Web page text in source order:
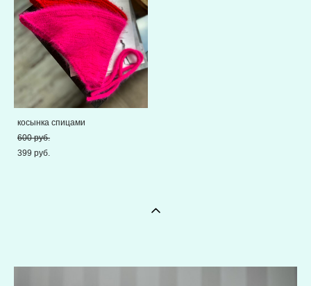
косынка спицами
600 pуб.
399 pуб.